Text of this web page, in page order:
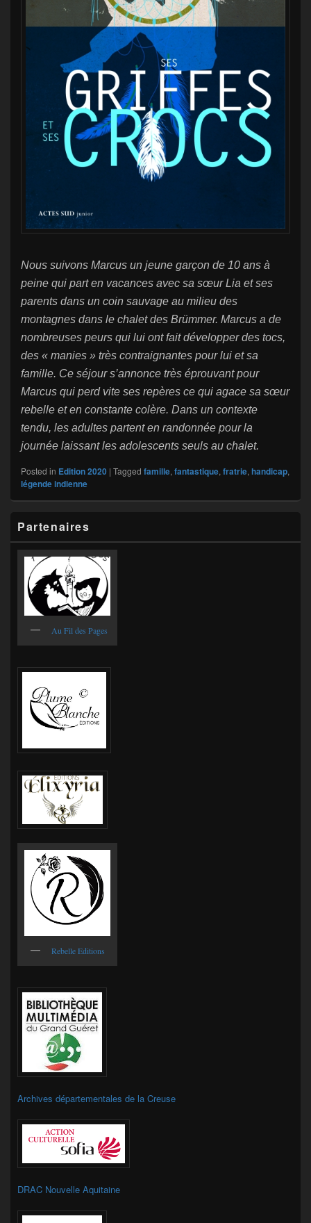
Nous suivons Marcus un jeune garçon de 10 ans à
peine qui part en vacances avec sa sœur Lia et ses
parents dans un coin sauvage au milieu des
montagnes dans le chalet des Brümmer. Marcus a de
nombreuses peurs qui lui ont fait développer des tocs,
des « manies » très contraignantes pour lui et sa
famille. Ce séjour s’annonce très éprouvant pour
Marcus qui perd vite ses repères ce qui agace sa sœur
rebelle et en constante colère. Dans un contexte
tendu, les adultes partent en randonnée pour la
journée laissant les adolescents seuls au chalet.
Posted in Edition 2020 | Tagged famille, fantastique, fratrie, handicap,
légende indienne
Sidebar
Widget
Area
Partenaires
Au Fil des Pages
Rebelle Editions
Archives départementales de la Creuse
DRAC Nouvelle Aquitaine